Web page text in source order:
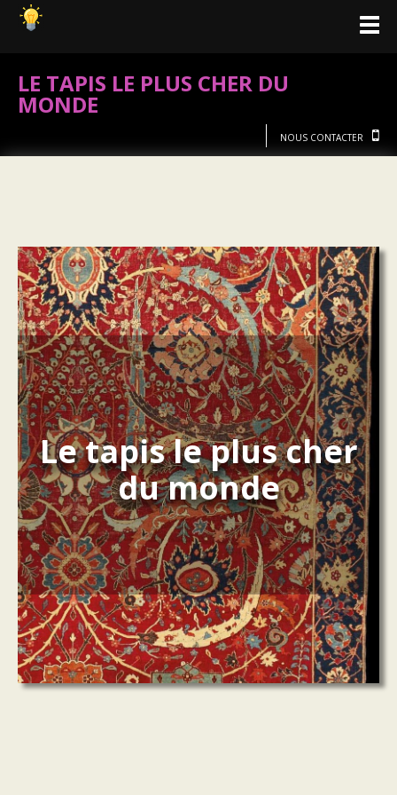
LE TAPIS LE PLUS CHER DU
MONDE
NOUS CONTACTER
Le tapis le plus cher
du monde